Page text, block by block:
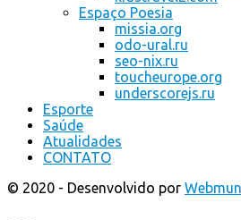
Espaço Poesia
missia.org
odo-ural.ru
seo-nix.ru
toucheurope.org
underscorejs.ru
Esporte
Saúde
Atualidades
CONTATO
© 2020 - Desenvolvido por